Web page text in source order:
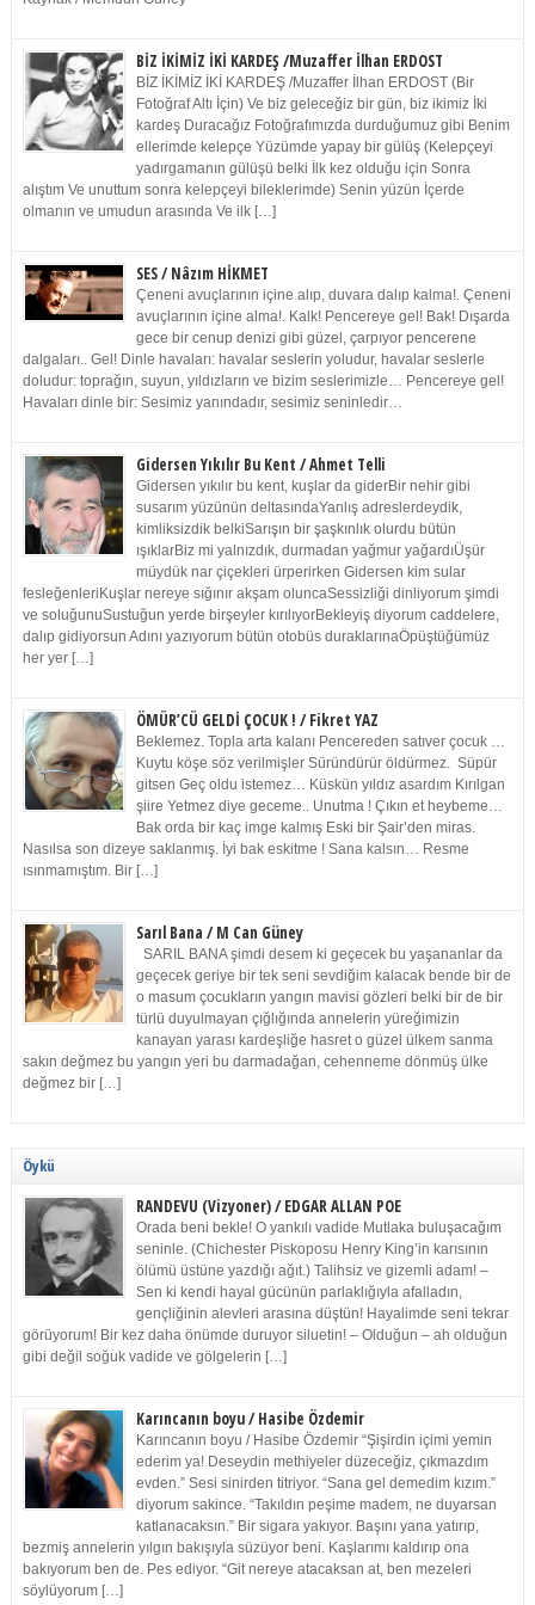
BİZ İKİMİZ İKİ KARDEŞ /Muzaffer İlhan ERDOST
BİZ İKİMİZ İKİ KARDEŞ /Muzaffer İlhan ERDOST (Bir
Fotoğraf Altı İçin) Ve biz geleceğiz bir gün, biz ikimiz İki
kardeş Duracağız Fotoğrafımızda durduğumuz gibi Benim
ellerimde kelepçe Yüzümde yapay bir gülüş (Kelepçeyi
yadırgamanın gülüşü belki İlk kez olduğu için Sonra
alıştım Ve unuttum sonra kelepçeyi bileklerimde) Senin yüzün İçerde
olmanın ve umudun arasında Ve ilk […]
SES / Nâzım HİKMET
Çeneni avuçlarının içine alıp, duvara dalıp kalma!. Çeneni
avuçlarının içine alma!. Kalk! Pencereye gel! Bak! Dışarda
gece bir cenup denizi gibi güzel, çarpıyor pencerene
dalgaları.. Gel! Dinle havaları: havalar seslerin yoludur, havalar seslerle
doludur: toprağın, suyun, yıldızların ve bizim seslerimizle… Pencereye gel!
Havaları dinle bir: Sesimiz yanındadır, sesimiz seninledir…
Gidersen Yıkılır Bu Kent / Ahmet Telli
Gidersen yıkılır bu kent, kuşlar da giderBir nehir gibi
susarım yüzünün deltasındaYanlış adreslerdeydik,
kimliksizdik belkiSarışın bir şaşkınlık olurdu bütün
ışıklarBiz mi yalnızdık, durmadan yağmur yağardıÜşür
müydük nar çiçekleri ürperirken Gidersen kim sular
fesleğenleriKuşlar nereye sığınır akşam oluncaSessizliği dinliyorum şimdi
ve soluğunuSustuğun yerde birşeyler kırılıyorBekleyiş diyorum caddelere,
dalıp gidiyorsun Adını yazıyorum bütün otobüs duraklarınaÖpüştüğümüz
her yer […]
ÖMÜR’CÜ GELDİ ÇOCUK ! / Fikret YAZ
Beklemez. Topla arta kalanı Pencereden satıver çocuk …
Kuytu köşe söz verilmişler Süründürür öldürmez. Süpür
gitsen Geç oldu istemez… Küskün yıldız asardım Kırılgan
şiire Yetmez diye geceme.. Unutma ! Çıkın et heybeme…
Bak orda bir kaç imge kalmış Eski bir Şair’den miras.
Nasılsa son dizeye saklanmış. İyi bak eskitme ! Sana kalsın… Resme
ısınmamıştım. Bir […]
Sarıl Bana / M Can Güney
SARIL BANA şimdi desem ki geçecek bu yaşananlar da
geçecek geriye bir tek seni sevdiğim kalacak bende bir de
o masum çocukların yangın mavisi gözleri belki bir de bir
türlü duyulmayan çığlığında annelerin yüreğimizin
kanayan yarası kardeşliğe hasret o güzel ülkem sanma
sakın değmez bu yangın yeri bu darmadağan, cehenneme dönmüş ülke
değmez bir […]
Öykü
RANDEVU (Vizyoner) / EDGAR ALLAN POE
Orada beni bekle! O yankılı vadide Mutlaka buluşacağım
seninle. (Chichester Piskoposu Henry King’in karısının
ölümü üstüne yazdığı ağıt.) Talihsiz ve gizemli adam! –
Sen ki kendi hayal gücünün parlaklığıyla afalladın,
gençliğinin alevleri arasına düştün! Hayalimde seni tekrar
görüyorum! Bir kez daha önümde duruyor siluetin! – Olduğun – ah olduğun
gibi değil soğuk vadide ve gölgelerin […]
Karıncanın boyu / Hasibe Özdemir
Karıncanın boyu / Hasibe Özdemir “Şişirdin içimi yemin
ederim ya! Deseydin methiyeler düzeceğiz, çıkmazdım
evden.” Sesi sinirden titriyor. “Sana gel demedim kızım.”
diyorum sakince. “Takıldın peşime madem, ne duyarsan
katlanacaksın.” Bir sigara yakıyor. Başını yana yatırıp,
bezmiş annelerin yılgın bakışıyla süzüyor beni. Kaşlarımı kaldırıp ona
bakıyorum ben de. Pes ediyor. “Git nereye atacaksan at, ben mezeleri
söylüyorum […]